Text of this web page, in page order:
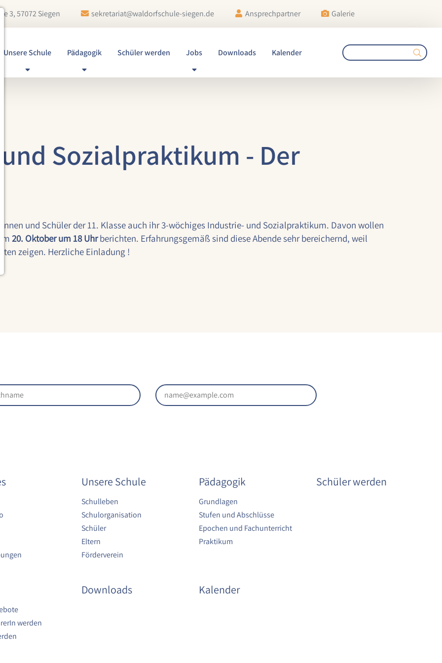
3, 57072 Siegen sekretariat@waldorfschule-siegen.de Ansprechpartner Galerie
Unsere Schule Pädagogik Schüler werden Jobs Downloads Kalender
Sozialpraktikum - Der
und Schüler der 11. Klasse auch ihr 3-wöchiges Industrie- und Sozialpraktikum. Davon wollen
20. Oktober um 18 Uhrberichten. Erfahrungsgemäß sind diese Abende sehr bereichernd, weil
zeigen. Herzliche Einladung !
Unsere Schule
Schulleben
Schulorganisation
Schüler
Eltern
Förderverein
Pädagogik
Grundlagen
Stufen und Abschlüsse
Epochen und Fachunterricht
Praktikum
Schüler werden
werden
Downloads Kalender